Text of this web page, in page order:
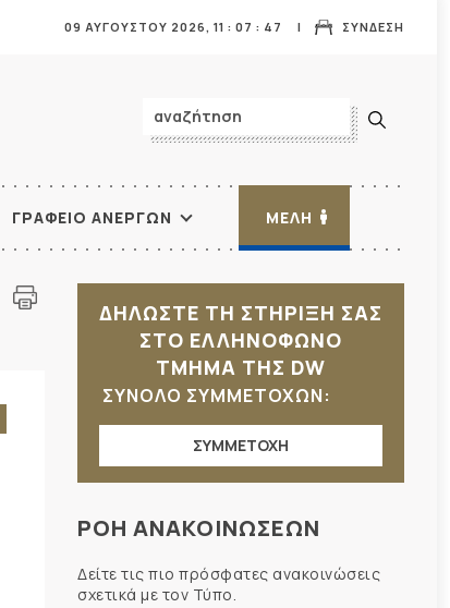
ΣΥΝΔΕΣΗ
09 ΑΥΓΟΥΣΤΟΥ 2026, 11 : 07 : 48
ΓΡΑΦΕΙΟ ΑΝΕΡΓΩΝ ΜΕΛΗ
ΔΗΛΩΣΤΕ ΤΗ ΣΤΗΡΙΞΗ ΣΑΣ
ΣΤΟ ΕΛΛΗΝΟΦΩΝΟ
ΤΜΗΜΑ ΤΗΣ DW
ΣΥΝΟΛΟ ΣΥΜΜΕΤΟΧΩΝ:
ΣΥΜΜΕΤΟΧΗ
ΡΟΗ ΑΝΑΚΟΙΝΩΣΕΩΝ
Δείτε τις πιο πρόσφατες ανακοινώσεις
σχετικά με τον Τύπο.